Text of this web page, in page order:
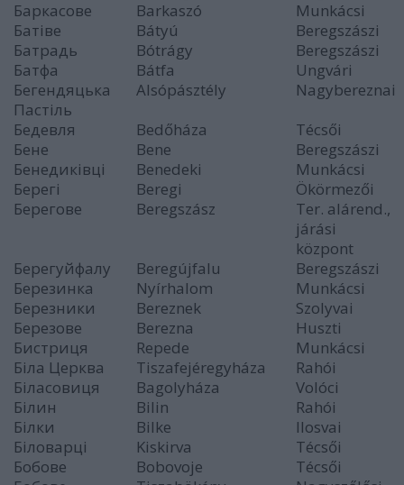
Баркасове
Barkaszó
Munkácsi
Батiвe
Bátyú
Beregszászi
Батрадь
Bótrágy
Beregszászi
Батфа
Bátfa
Ungvári
Бегендяцька
Пастіль
Alsópásztély
Nagybereznai
Бедевля
Bedőháza
Técsői
Бене
Bene
Beregszászi
Бенедиківці
Benedeki
Munkácsi
Берегі
Beregi
Ökörmezői
Берегове
Beregszász
Ter. alárend.,
járási
központ
Берегуйфалу
Beregújfalu
Beregszászi
Березинка
Nyírhalom
Munkácsi
Березники
Bereznek
Szolyvai
Березове
Berezna
Huszti
Бистриця
Repede
Munkácsi
Біла Церква
Tiszafejéregyháza
Rahói
Біласовиця
Bagolyháza
Volóci
Білин
Bilin
Rahói
Білки
Bilke
Ilosvai
Біловарці
Kiskirva
Técsői
Бобове
Bobovoje
Técsői